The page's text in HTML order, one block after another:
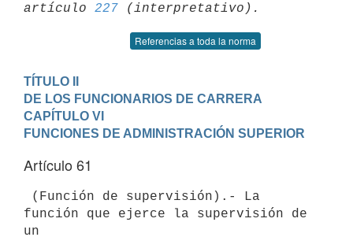
artículo 227
Referencias a toda la norma
TÍTULO II
DE LOS FUNCIONARIOS DE CARRERA
CAPÍTULO VI
FUNCIONES DE ADMINISTRACIÓN SUPERIOR
Artículo 61
función que ejerce la supervisión de
un